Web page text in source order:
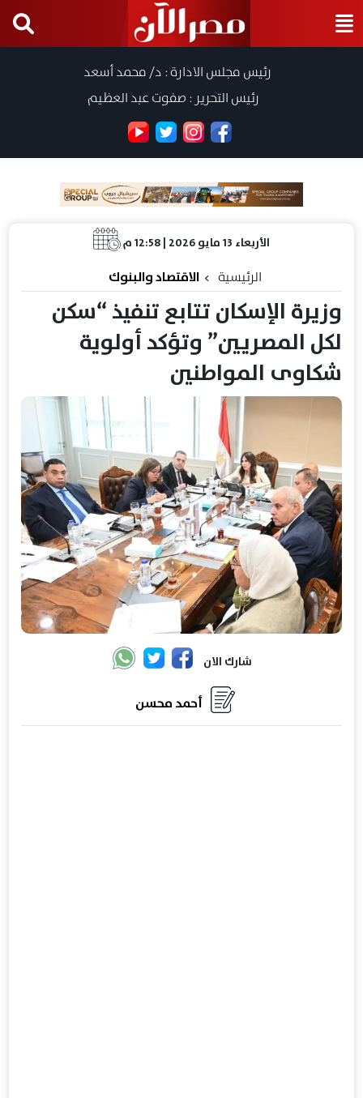
رئيس مجلس الادارة : د/ محمد أسعد
رئيس التحرير : صفوت عبد العظيم
الأربعاء 13 مايو 2026 | 12:58 م
الرئيسية الاقتصاد والبنوك
وزيرة الإسكان تتابع تنفيذ “سكن
لكل المصريين” وتؤكد أولوية
شكاوى المواطنين
شارك الان
أحمد محسن